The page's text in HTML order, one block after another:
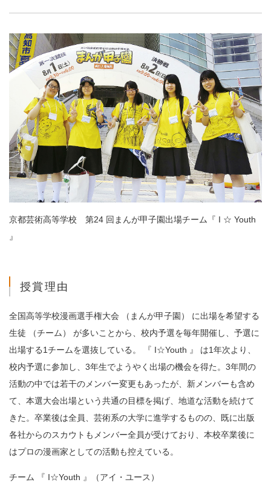
京都芸術高等学校 第24 回まんが甲子園出場チーム『 I ☆ Youth
』
授賞理由
全国高等学校漫画選手権大会 （まんが甲子園） に出場を希望する
生徒 （チーム） が多いことから、校内予選を毎年開催し、予選に
出場する1チームを選抜している。 『 I☆Youth 』 は1年次より、
校内予選に参加し、3年生でようやく出場の機会を得た。3年間の
活動の中では若干のメンバー変更もあったが、新メンバーも含め
て、本選大会出場という共通の目標を掲げ、地道な活動を続けて
きた。卒業後は全員、芸術系の大学に進学するものの、既に出版
各社からのスカウトもメンバー全員が受けており、本校卒業後に
はプロの漫画家としての活動も控えている。
チーム 『 I☆Youth 』（アイ・ユース）